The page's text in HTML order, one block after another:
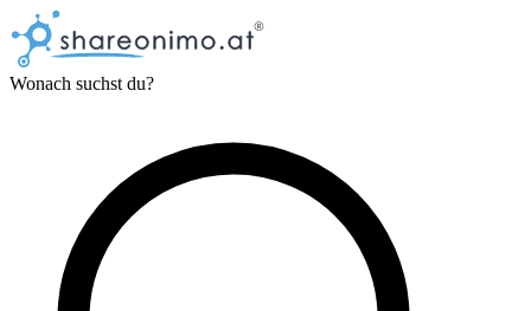
Wonach suchst du?